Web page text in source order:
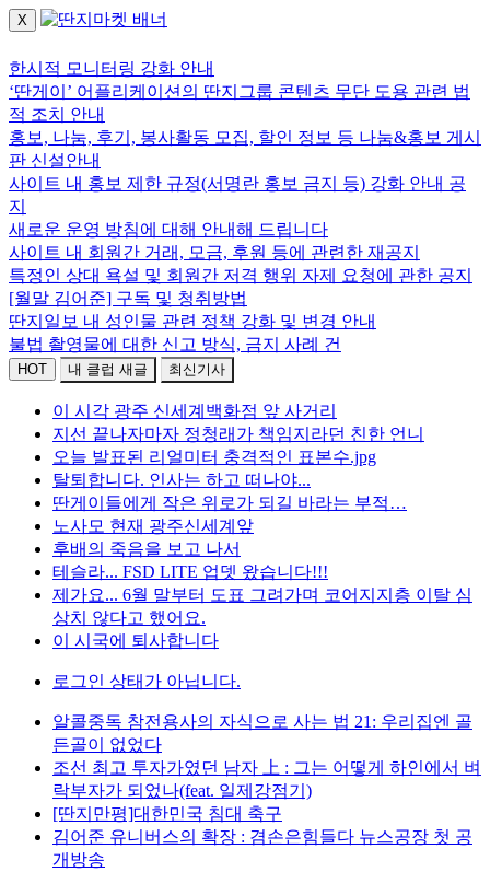
X
한시적 모니터링 강화 안내
‘딴게이’ 어플리케이션의 딴지그룹 콘텐츠 무단 도용 관련 법
적 조치 안내
홍보, 나눔, 후기, 봉사활동 모집, 할인 정보 등 나눔&홍보 게시
판 신설안내
사이트 내 홍보 제한 규정(서명란 홍보 금지 등) 강화 안내 공
지
새로운 운영 방침에 대해 안내해 드립니다
사이트 내 회원간 거래, 모금, 후원 등에 관련한 재공지
특정인 상대 욕설 및 회원간 저격 행위 자제 요청에 관한 공지
[월말 김어준] 구독 및 청취방법
딴지일보 내 성인물 관련 정책 강화 및 변경 안내
불법 촬영물에 대한 신고 방식, 금지 사례 건
HOT 내 클럽 새글 최신기사
이 시각 광주 신세계백화점 앞 사거리
지선 끝나자마자 정청래가 책임지라던 친한 언니
오늘 발표된 리얼미터 충격적인 표본수.jpg
탈퇴합니다. 인사는 하고 떠나야...
딴게이들에게 작은 위로가 되길 바라는 부적…
노사모 현재 광주신세계앞
후배의 죽음을 보고 나서
테슬라... FSD LITE 업뎃 왔습니다!!!
제가요... 6월 말부터 도표 그려가며 코어지지층 이탈 심
상치 않다고 했어요.
이 시국에 퇴사합니다
로그인 상태가 아닙니다.
알콜중독 참전용사의 자식으로 사는 법 21: 우리집엔 골
든골이 없었다
조선 최고 투자가였던 남자 上 : 그는 어떻게 하인에서 벼
락부자가 되었나(feat. 일제강점기)
[딴지만평]대한민국 침대 축구
김어준 유니버스의 확장 : 겸손은힘들다 뉴스공장 첫 공
개방송